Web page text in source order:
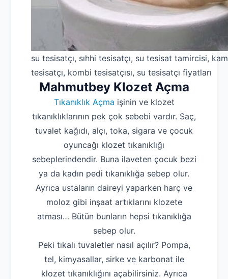
su tesisatçı, sıhhi tesisatçı, su tesisat tamircisi,
tesisatçı, kombi tesisatçısı, su tesisatçı fiyatları
Mahmutbey Klozet Açma
Tıkanıklık Açma işinin ve klozet
tıkanıklıklarının pek çok sebebi vardır. Saç,
tuvalet kağıdı, alçı, toka, sigara ve çocuk
oyuncağı klozet tıkanıklığı
sebeplerindendir. Buna ilaveten çocuk bezi
ya da kadın pedi tıkanıklığa sebep olur.
Ayrıca ustaların daireyi yaparken harç ve
moloz gibi inşaat artıklarını klozete
atması… Bütün bunların hepsi tıkanıklığa
sebep olur.
Peki tıkalı tuvaletler nasıl açılır? Pompa,
tel, kimyasallar, sirke ve karbonat ile
klozet tıkanıklığını açabilirsiniz. Ayrıca